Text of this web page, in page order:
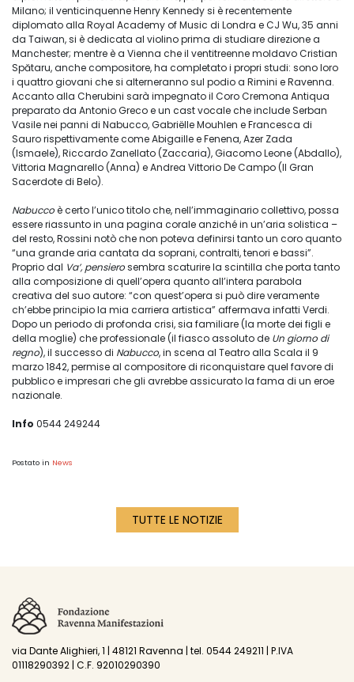
Milano; il venticinquenne Henry Kennedy si è recentemente
diplomato alla Royal Academy of Music di Londra e CJ Wu, 35 anni
da Taiwan, si è dedicata al violino prima di studiare direzione a
Manchester; mentre è a Vienna che il ventitreenne moldavo Cristian
Spătaru, anche compositore, ha completato i propri studi: sono loro
i quattro giovani che si alterneranno sul podio a Rimini e Ravenna.
Accanto alla Cherubini sarà impegnato il Coro Cremona Antiqua
preparato da Antonio Greco e un cast vocale che include Serban
Vasile nei panni di Nabucco, Gabriëlle Mouhlen e Francesca di
Sauro rispettivamente come Abigaille e Fenena, Azer Zada
(Ismaele), Riccardo Zanellato (Zaccaria), Giacomo Leone (Abdallo),
Vittoria Magnarello (Anna) e Andrea Vittorio De Campo (Il Gran
Sacerdote di Belo).
Nabuccoè certo l’unico titolo che, nell’immaginario collettivo, possa
essere riassunto in una pagina corale anziché in un’aria solistica –
del resto, Rossini notò che non poteva definirsi tanto un coro quanto
“una grande aria cantata da soprani, contralti, tenori e bassi”.
Proprio dal Va’, pensierosembra scaturire la scintilla che porta tanto
alla composizione di quell’opera quanto all’intera parabola
creativa del suo autore: “con quest’opera si può dire veramente
ch’ebbe principio la mia carriera artistica” affermava infatti Verdi.
Dopo un periodo di profonda crisi, sia familiare (la morte dei figli e
della moglie) che professionale (il fiasco assoluto de Un giorno di
regno), il successo di Nabucco, in scena al Teatro alla Scala il 9
marzo 1842, permise al compositore di riconquistare quel favore di
pubblico e impresari che gli avrebbe assicurato la fama di un eroe
nazionale.
Info 0544 249244
Postato in News
TUTTE LE NOTIZIE
via Dante Alighieri, 1 | 48121 Ravenna | tel. 0544 249211 | P.IVA
01118290392 | C.F. 92010290390